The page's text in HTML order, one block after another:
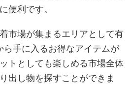
便利です。
市場が集まるエリアとして有
ら手に入るお得なアイテムが
トとしても楽しめる市場全体
出し物を探すことができま